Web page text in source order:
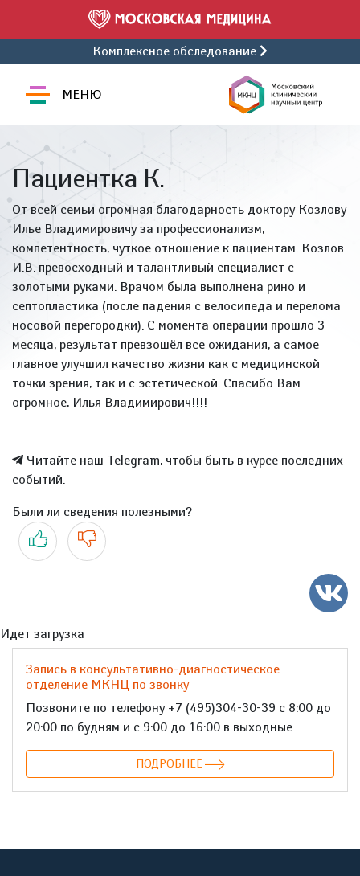
Комплексное обследование
МЕНЮ
Пациентка К.
От всей семьи огромная благодарность доктору Козлову
Илье Владимировичу за профессионализм,
компетентность, чуткое отношение к пациентам. Козлов
И.В. превосходный и талантливый специалист с
золотыми руками. Врачом была выполнена рино и
септопластика (после падения с велосипеда и перелома
носовой перегородки). С момента операции прошло 3
месяца, результат превзошёл все ожидания, а самое
главное улучшил качество жизни как с медицинской
точки зрения, так и с эстетической. Спасибо Вам
огромное, Илья Владимирович!!!!
Читайте наш Telegram, чтобы быть в курсе последних
событий.
Были ли сведения полезными?
Да Нет
Идет загрузка
Запись в консультативно-диагностическое
отделение МКНЦ по звонку
Позвоните по телефону +7 (495)304-30-39 с 8:00 до
20:00 по будням и с 9:00 до 16:00 в выходные
ПОДРОБНЕЕ